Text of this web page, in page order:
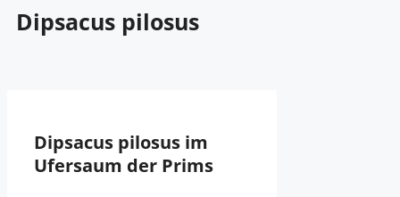
Dipsacus pilosus
Dipsacus pilosus im
Ufersaum der Prims